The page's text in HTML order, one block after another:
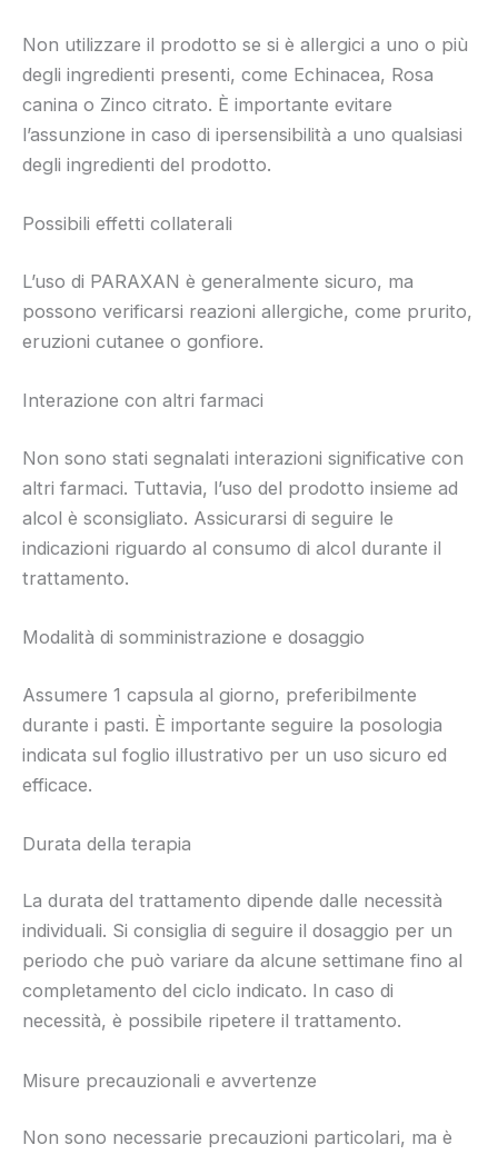
Non utilizzare il prodotto se si è allergici a uno o più
degli ingredienti presenti, come Echinacea, Rosa
canina o Zinco citrato. È importante evitare
l’assunzione in caso di ipersensibilità a uno qualsiasi
degli ingredienti del prodotto.
Possibili effetti collaterali
L’uso di PARAXAN è generalmente sicuro, ma
possono verificarsi reazioni allergiche, come prurito,
eruzioni cutanee o gonfiore.
Interazione con altri farmaci
Non sono stati segnalati interazioni significative con
altri farmaci. Tuttavia, l’uso del prodotto insieme ad
alcol è sconsigliato. Assicurarsi di seguire le
indicazioni riguardo al consumo di alcol durante il
trattamento.
Modalità di somministrazione e dosaggio
Assumere 1 capsula al giorno, preferibilmente
durante i pasti. È importante seguire la posologia
indicata sul foglio illustrativo per un uso sicuro ed
efficace.
Durata della terapia
La durata del trattamento dipende dalle necessità
individuali. Si consiglia di seguire il dosaggio per un
periodo che può variare da alcune settimane fino al
completamento del ciclo indicato. In caso di
necessità, è possibile ripetere il trattamento.
Misure precauzionali e avvertenze
Non sono necessarie precauzioni particolari, ma è